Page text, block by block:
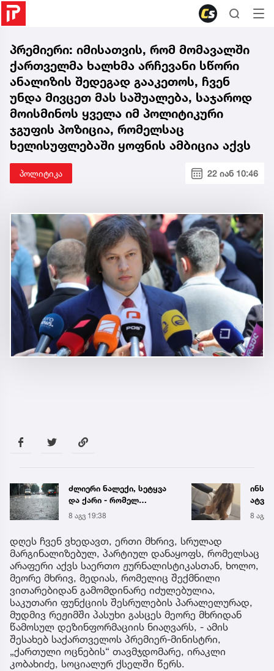
პრემიერი: იმისათვის, რომ მომავალში
ქართველმა ხალხმა არჩევანი სწორი
ანალიზის შედეგად გააკეთოს, ჩვენ
უნდა მივცეთ მას საშუალება, საჯაროდ
მოისმინოს ყველა იმ პოლიტიკური
ჯგუფის პოზიცია, რომელსაც
ხელისუფლებაში ყოფნის ამბიცია აქვს
პოლიტიკა 22 იან 10:46
ძლიერი ნალექი, სეტყვა
და ქარი - რომელ
რეგიონს ემუქრება
წყალმოვარდნებისა და
მეწყრის საფრთხე
8 აგვ 19:38 8 აგვ
დღეს ჩვენ ვხედავთ, ერთი მხრივ, სრულად
მარგინალიზებულ, პარტიულ დანაყოფს, რომელსაც
არაფერი აქვს საერთო ჟურნალისტიკასთან, ხოლო,
მეორე მხრივ, მედიას, რომელიც შექმნილი
ვითარებიდან გამომდინარე იძულებულია,
საკუთარი ფუნქციის შესრულების პარალელურად,
მუდმივ რეჟიმში პასუხი გასცეს მეორე მხრიდან
წამოსულ დეზინფორმაციის ნიაღვარს, - ამის
შესახებ საქართველოს პრემიერ-მინისტრი,
„ქართული ოცნების“ თავმჯდომარე, ირაკლი
კობახიძე, სოციალურ ქსელში წერს.